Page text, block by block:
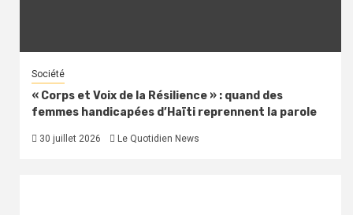
Société
« Corps et Voix de la Résilience » : quand des
femmes handicapées d’Haïti reprennent la parole
30 juillet 2026 Le Quotidien News